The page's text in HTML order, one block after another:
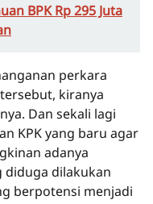
BPK Rp 295 Juta
perkara
kiranya
Dan sekali lagi
KPK yang baru agar
adanya
diduga dilakukan
berpotensi menjadi